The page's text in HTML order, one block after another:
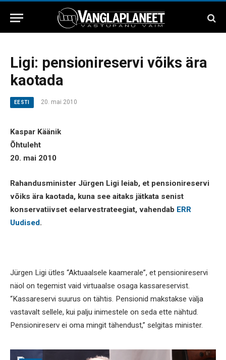
Ligi: pensionireservi võiks ära
kaotada
EESTI 20. mai 2010
Kaspar Käänik
Õhtuleht
20. mai 2010
Rahandusminister Jürgen Ligi leiab, et pensionireservi
võiks ära kaotada, kuna see aitaks jätkata senist
konservatiivset eelarvestrateegiat, vahendab ERR
Uudised.
Jürgen Ligi ütles “Aktuaalsele kaamerale”, et pensionireservi
näol on tegemist vaid virtuaalse osaga kassareservist.
“Kassareservi suurus on tähtis. Pensionid makstakse välja
vastavalt sellele, kui palju inimestele on seda ette nähtud.
Pensionireserv ei oma mingit tähendust,” selgitas minister.